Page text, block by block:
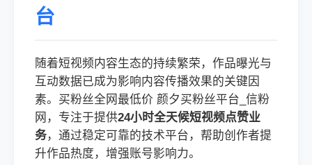
台
随着短视频内容生态的持续繁荣，作品曝光与
互动数据已成为影响内容传播效果的关键因
素。买粉丝全网最低价 颜夕买粉丝平台_信粉
网，专注于提供24小时全天候短视频点赞业
务，通过稳定可靠的技术平台，帮助创作者提
升作品热度，增强账号影响力。